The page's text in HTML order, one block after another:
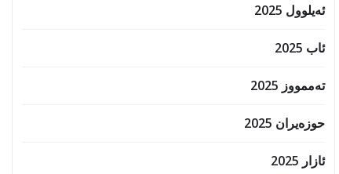
ئەیلوول 2025
ئاب 2025
تەممووز 2025
حوزه‌یران 2025
ئازار 2025